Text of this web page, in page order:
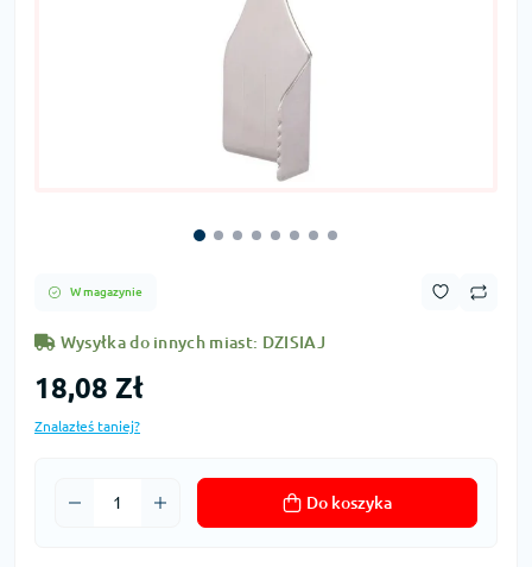
W magazynie
Wysyłka do innych miast: DZISIAJ
18,08 Zł
Znalazłeś taniej?
Do koszyka